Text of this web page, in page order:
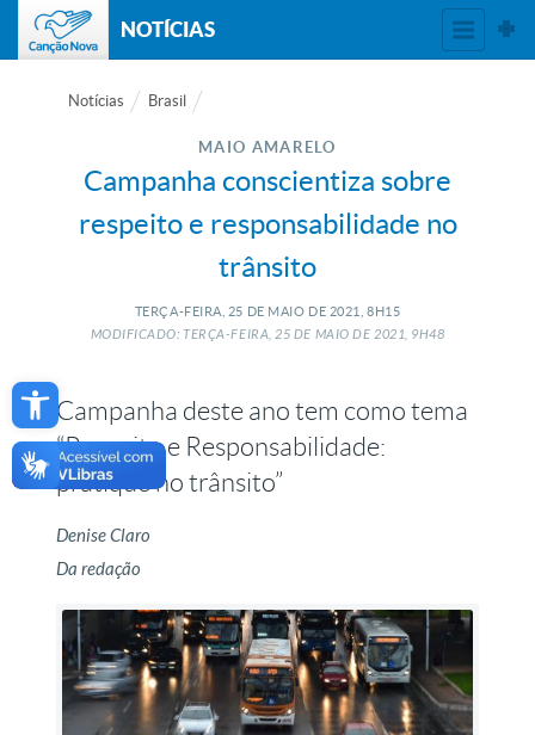
Open toolbar
NOTÍCIAS
Notícias Brasil
MAIO AMARELO
Campanha conscientiza sobre
respeito e responsabilidade no
trânsito
TERÇA-FEIRA, 25 DE MAIO DE 2021, 8H15
MODIFICADO: TERÇA-FEIRA, 25 DE MAIO DE 2021, 9H48
Campanha deste ano tem como tema
“Respeito e Responsabilidade:
pratique no trânsito”
Denise Claro
Da redação